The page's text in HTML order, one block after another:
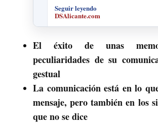
Seguir leyendo
DSAlicante.com
El éxito de unas
peculiaridades de su
gestual
La comunicación está en lo
mensaje, pero también en los
que no se dice